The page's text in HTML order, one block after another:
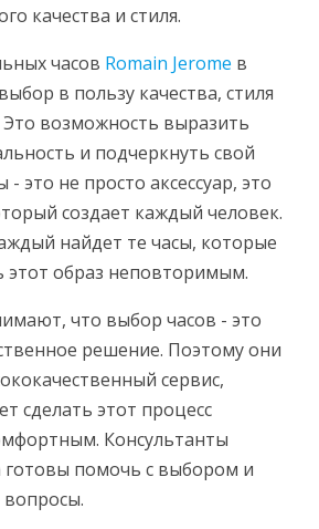
качества и стиля.
часов Romain Jerome в
в пользу качества, стиля
Это возможность выразить
и подчеркнуть свой
- это не просто аксессуар, это
создает каждый человек.
найдет те часы, которые
этот образ неповторимым.
что выбор часов - это
решение. Поэтому они
сервис,
сделать этот процесс
Консультанты
готовы помочь с выбором и
вопросы.